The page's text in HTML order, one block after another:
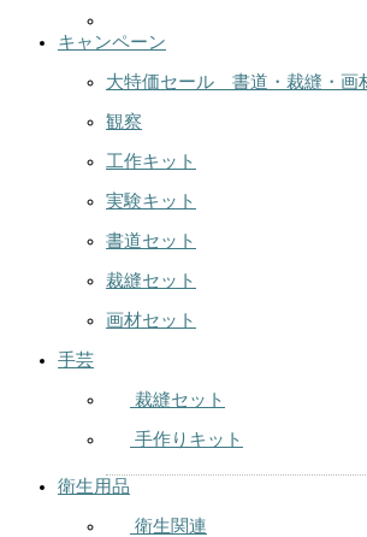
キャンペーン
大特価セール 書道・裁縫・画
観察
工作キット
実験キット
書道セット
裁縫セット
画材セット
手芸
裁縫セット
手作りキット
衛生用品
衛生関連